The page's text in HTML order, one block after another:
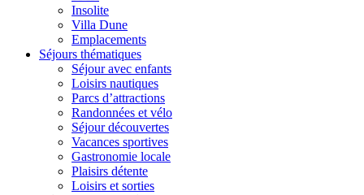
Insolite
Villa Dune
Emplacements
Séjours thématiques
Séjour avec enfants
Loisirs nautiques
Parcs d’attractions
Randonnées et vélo
Séjour découvertes
Vacances sportives
Gastronomie locale
Plaisirs détente
Loisirs et sorties